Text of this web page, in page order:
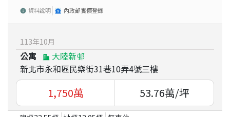
資料說明 內政部實價登錄
113年10月
公寓
大陸新邨
新北市永和區民樂街31巷10弄4號三樓
1,750萬 53.76萬/坪